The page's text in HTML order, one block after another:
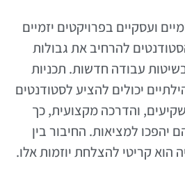
ועסקיים בפרויקטים יזמיים
להרחיב את גבולות
עבודה חדשות. תכניות
יכולים להציע לסטודנטים
והדרכה מקצועית, כך
יהפכו למציאות. החיבור בין
קריטי להצלחת יוזמות אלו.